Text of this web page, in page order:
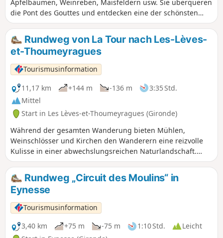
Apfelbäumen, Weinreben, Maisfeldern usw. Sie überqueren
die Pont des Gouttes und entdecken eine der schönsten
Kartause des Périgord aus dem Jahr 1686. Diese Route ist
für jedes Alter geeignet.
Rundweg von La Tour nach Les-Lèves-
et-Thoumeyragues
Tourismusinformation
11,17 km
+144 m -136 m
3:35 Std.
Mittel
Start in Les Lèves-et-Thoumeyragues (Gironde)
Während der gesamten Wanderung bieten Mühlen,
Weinschlösser und Kirchen den Wanderern eine reizvolle
Kulisse in einer abwechslungsreichen Naturlandschaft.
Verpassen Sie nicht die romanische Kirche von
Thoumeyragues, deren Bau den Mönchen von Saint-Émilion
zugeschrieben wird. Sehenswert sind auch: der
Taubenschlag von Bouhets und das Schloss von La Beauze
(Anfang des 16. Jahrhunderts).
Rundweg „Circuit des Moulins“ in
Eynesse
Tourismusinformation
3,40 km
+75 m -75 m 1:10 Std.
Leicht